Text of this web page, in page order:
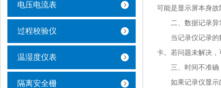
电压电流表
过程校验仪
温湿度仪表
隔离安全栅
可能是显示屏本身
二、数据记录异
当记录仪记录的数
卡。若问题未解决
三、时间不准确
如果记录仪显示的